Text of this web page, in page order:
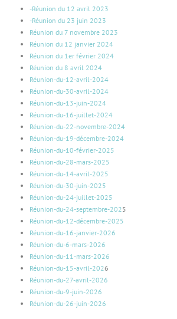
-Réunion du 12 avril 2023
-Réunion du 23 juin 2023
Réunion du 7 novembre 2023
Réunion du 12 janvier 2024
Réunion du 1er février 2024
Réunion du 8 avril 2024
Réunion-du-12-avril-2024
Réunion-du-30-avril-2024
Réunion-du-13-juin-2024
Réunion-du-16-juillet-2024
Réunion-du-22-novembre-2024
Réunion-du-19-décembre-2024
Réunion-du-10-février-2025
Réunion-du-28-mars-2025
Réunion-du-14-avril-2025
Réunion-du-30-juin-2025
Réunion-du-24-juillet-2025
Réunion-du-24-septembre-2025
Réunion-du-12-décembre-2025
Réunion-du-16-janvier-2026
Réunion-du-6-mars-2026
Réunion-du-11-mars-2026
Réunion-du-15-avril-2026
Réunion-du-27-avril-2026
Réunion-du-9-juin-2026
Réunion-du-26-juin-2026